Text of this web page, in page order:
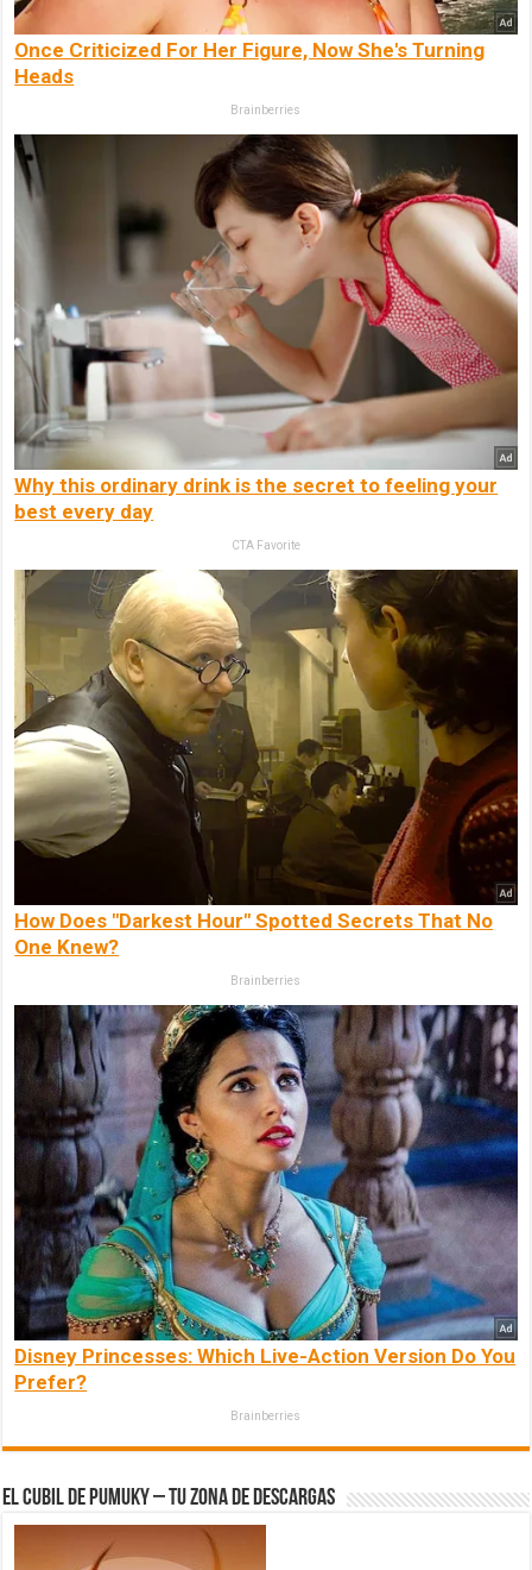
Once Criticized For Her Figure, Now She's Turning
Heads
Brainberries
Why this ordinary drink is the secret to feeling your
best every day
CTA Favorite
How Does "Darkest Hour" Spotted Secrets That No
One Knew?
Brainberries
Disney Princesses: Which Live-Action Version Do You
Prefer?
Brainberries
El Cubil de Pumuky – Tu zona de Descargas